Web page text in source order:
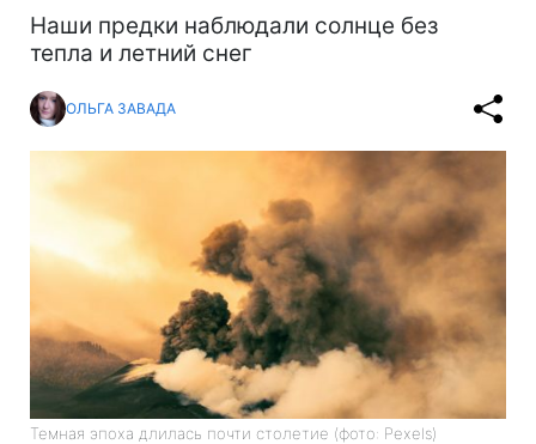
Наши предки наблюдали солнце без
тепла и летний снег
ОЛЬГА ЗАВАДА
Темная эпоха длилась почти столетие (фото: Pexels)